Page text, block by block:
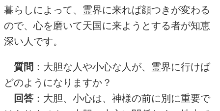
暮らしによって、霊界に来れば顔つきが変わる
ので、心を磨いて天国に来ようとする者が知恵
深い人です。
質問 ：大胆な人や小心な人が、霊界に行けば
どのようになりますか？
回答 ：大胆、小心は、神様の前に別に重要で